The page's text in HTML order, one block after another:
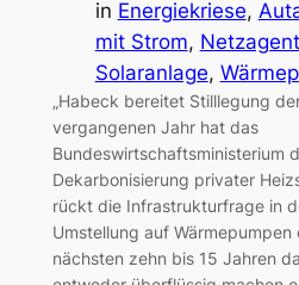
in Energiekriese,
mit Strom,
Solaranlage,
„Habeck bereitet Stilllegung
vergangenen Jahr hat das
Bundeswirtschaftsministerium
Dekarbonisierung privater
rückt die Infrastrukturfrage in
Umstellung auf Wärmepumpen
nächsten zehn bis 15 Jahren